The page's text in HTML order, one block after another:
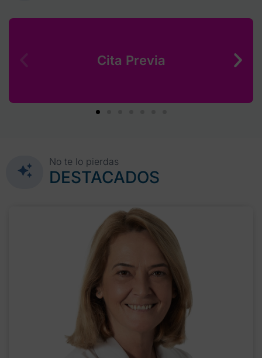
Cita Previa
No te lo pierdas
DESTACADOS